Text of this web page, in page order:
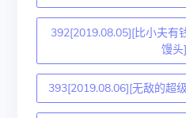
392[2019.08.05][比小夫有
馒头]
393[2019.08.06][无敌的超